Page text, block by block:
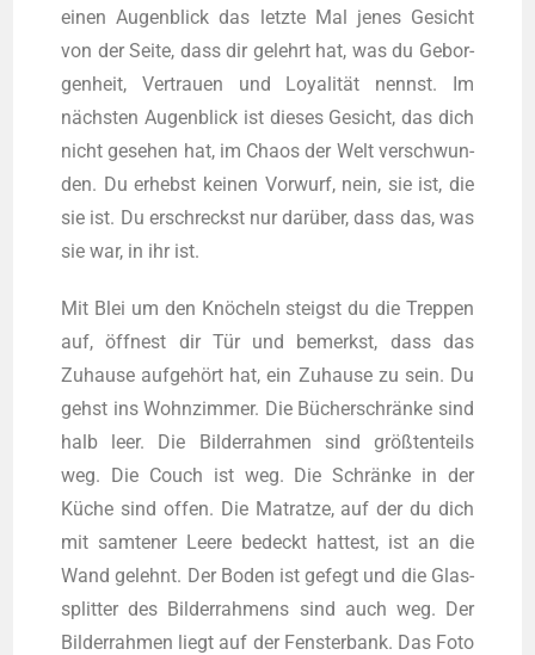
einen Augen­blick das letz­te Mal jenes Gesicht
von der Sei­te, dass dir gelehrt hat, was du Gebor­
gen­heit, Ver­trau­en und Loya­li­tät nennst. Im
nächs­ten Augen­blick ist die­ses Gesicht, das dich
nicht gese­hen hat, im Cha­os der Welt ver­schwun­
den. Du erhebst kei­nen Vor­wurf, nein, sie ist, die
sie ist. Du erschreckst nur dar­über, dass das, was
sie war, in ihr ist.
Mit Blei um den Knö­cheln steigst du die Trep­pen
auf, öff­nest dir Tür und bemerkst, dass das
Zuhau­se auf­ge­hört hat, ein Zuhau­se zu sein. Du
gehst ins Wohn­zim­mer. Die Bücher­schrän­ke sind
halb leer. Die Bil­der­rah­men sind größ­ten­teils
weg. Die Couch ist weg. Die Schrän­ke in der
Küche sind offen. Die Matrat­ze, auf der du dich
mit sam­te­ner Lee­re bedeckt hat­test, ist an die
Wand gelehnt. Der Boden ist gefegt und die Glas­
split­ter des Bil­der­rah­mens sind auch weg. Der
Bil­der­rah­men liegt auf der Fens­ter­bank. Das Foto